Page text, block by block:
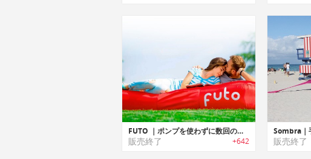
FUTO ｜ポンプを使わずに数回のスイングで空気注入可能なポータブルエアーマットレス「フュートー」
販売終了 +642 販売終了